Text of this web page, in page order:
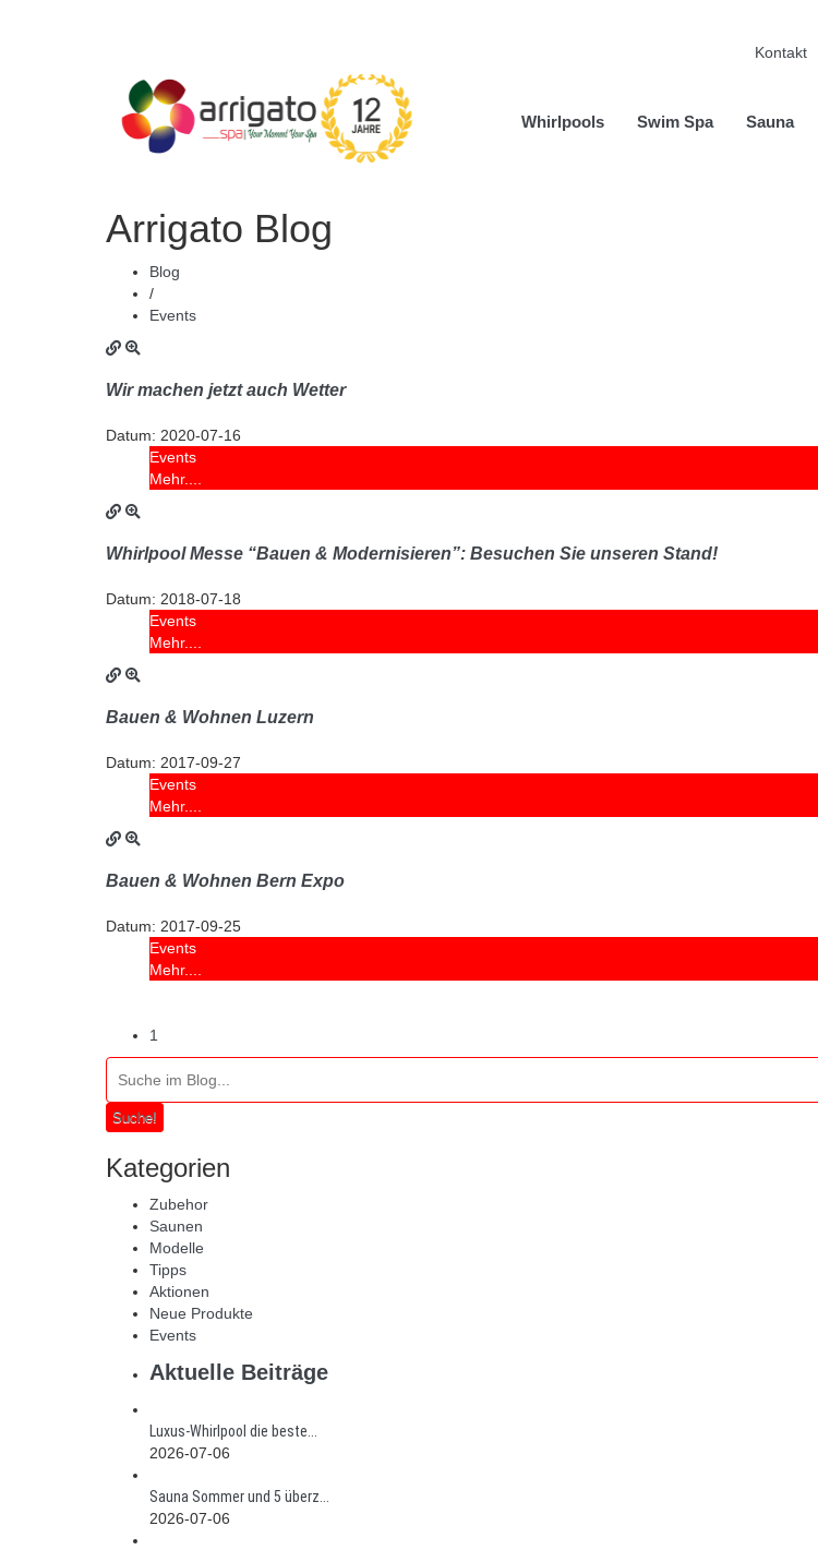
Whirlpools Swim Spa Sauna
Kontakt
Arrigato Blog
Blog
/
Events
Wir machen jetzt auch Wetter
Datum: 2020-07-16
Events
Mehr....
Whirlpool Messe “Bauen & Modernisieren”: Besuchen Sie unseren Stand!
Datum: 2018-07-18
Events
Mehr....
Bauen & Wohnen Luzern
Datum: 2017-09-27
Events
Mehr....
Bauen & Wohnen Bern Expo
Datum: 2017-09-25
Events
Mehr....
1
Suche!
Kategorien
Zubehor
Saunen
Modelle
Tipps
Aktionen
Neue Produkte
Events
Aktuelle Beiträge
Luxus-Whirlpool die beste...
2026-07-06
Sauna Sommer und 5 überz...
2026-07-06